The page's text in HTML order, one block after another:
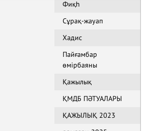
Фиқһ
Сұрақ-жауап
Хадис
Пайғамбар
өмірбаяны
Қажылық
ҚМДБ ПӘТУАЛАРЫ
ҚАЖЫЛЫҚ 2023